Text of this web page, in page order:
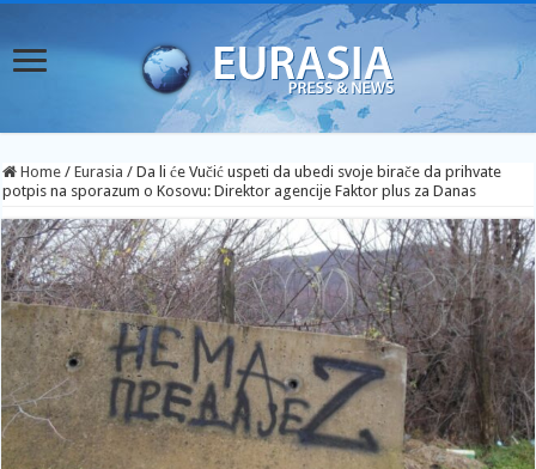
Home / Eurasia / Da li će Vučić uspeti da ubedi svoje birače da prihvate
potpis na sporazum o Kosovu: Direktor agencije Faktor plus za Danas